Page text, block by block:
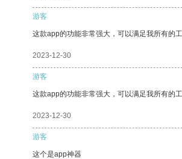
游客
这款app的功能非常强大，可以满足我所有的
2023-12-30
游客
这款app的功能非常强大，可以满足我所有的
2023-12-30
游客
这个是app神器